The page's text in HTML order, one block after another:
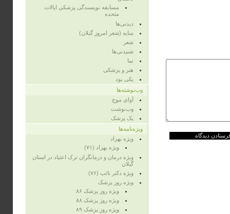
مسابقه نویسندگی پزشکی ایالات
متحده
دیدنی‌ها
سایه (شعر امروز گیلان)
شعر
شنیدنی‌ها
نما
هنر و پزشکی
یکی بود
وب‌نوشته‌ها
آوای موج
وب‌نوشت
یک پزشک
ویژه‌نامه‌ها
ویژه‌ بهزاد
ویژه‌ بهزاد (۷۱)
ویژه‌ درمان و درمانگران ترک اعتیاد در استان
گیلان
ویژه‌ دکتر تائب (۷۶)
ویژه‌ روز پزشک
ویژه روز پزشک ۸۶
ویژه‌ روز پزشک ۸۸
ویژه‌ روز پزشک ۸۹